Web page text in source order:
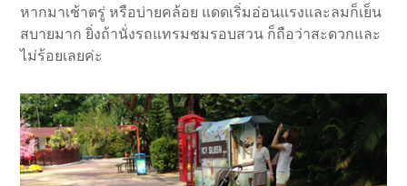
หากมาเช้าตรู่ หรือบ่ายคล้อย แดดเริ่มอ่อนแรงและลมก็เย็น
สบายมาก ยิ่งถ้านั่งรถแทรมชมรอบสวน ก็ถือว่าสะดวกและ
ไม่ร้อยเลยค่ะ